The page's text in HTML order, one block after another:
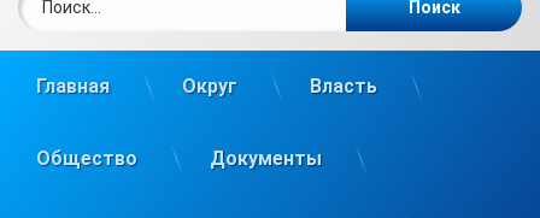
Главная Округ Власть
Общество Документы